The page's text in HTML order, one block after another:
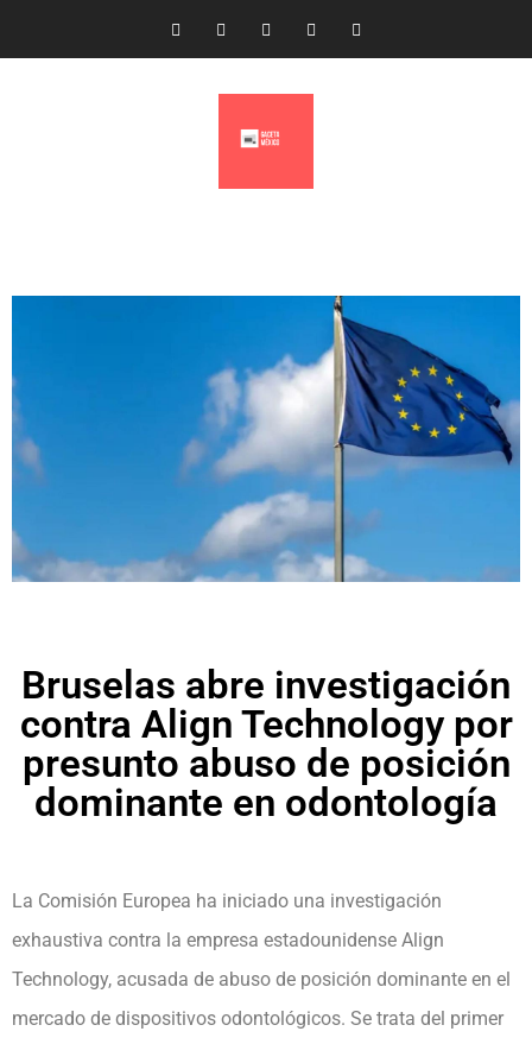
Bruselas abre investigación
contra Align Technology por
presunto abuso de posición
dominante en odontología
La Comisión Europea ha iniciado una investigación
exhaustiva contra la empresa estadounidense Align
Technology, acusada de abuso de posición dominante en el
mercado de dispositivos odontológicos. Se trata del primer